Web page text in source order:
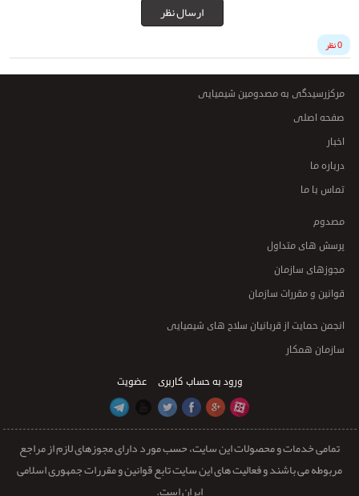
ارسال نظر
0 نظر
مرکزرسیدگی به مصدومین شیمیایی
صفحه اصلی
اخبار
درباره ما
تماس با ما
مصدوم
پرسش های متداول
مجوزهای سازمان
قوانین و مقررات سازمان
انجمن حمایت از قربانیان سلاح های شیمیایی
سازمان همکار
عضویت ورود به حساب کاربری
تمامی خدمات و محصولات این سایت، حسب مورد دارای مجوزهای لازم از مراجع
مربوطه می باشند و فعالیت های این سایت تابع قوانین و مقررات جمهوری اسلامی
ایران است.